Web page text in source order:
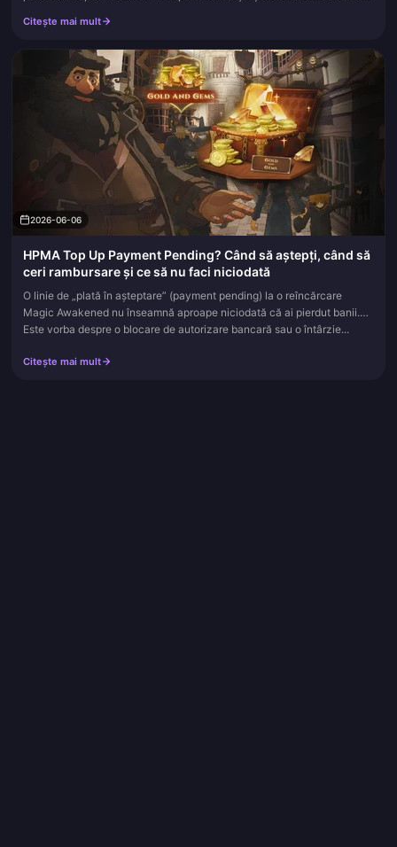
Citește mai mult
2026-06-06
HPMA Top Up Payment Pending? Când să aștepți, când să
ceri rambursare și ce să nu faci niciodată
O linie de „plată în așteptare” (payment pending) la o reîncărcare
Magic Awakened nu înseamnă aproape niciodată că ai pierdut banii.
Este vorba despre o blocare de autorizare bancară sau o întârzie...
Citește mai mult